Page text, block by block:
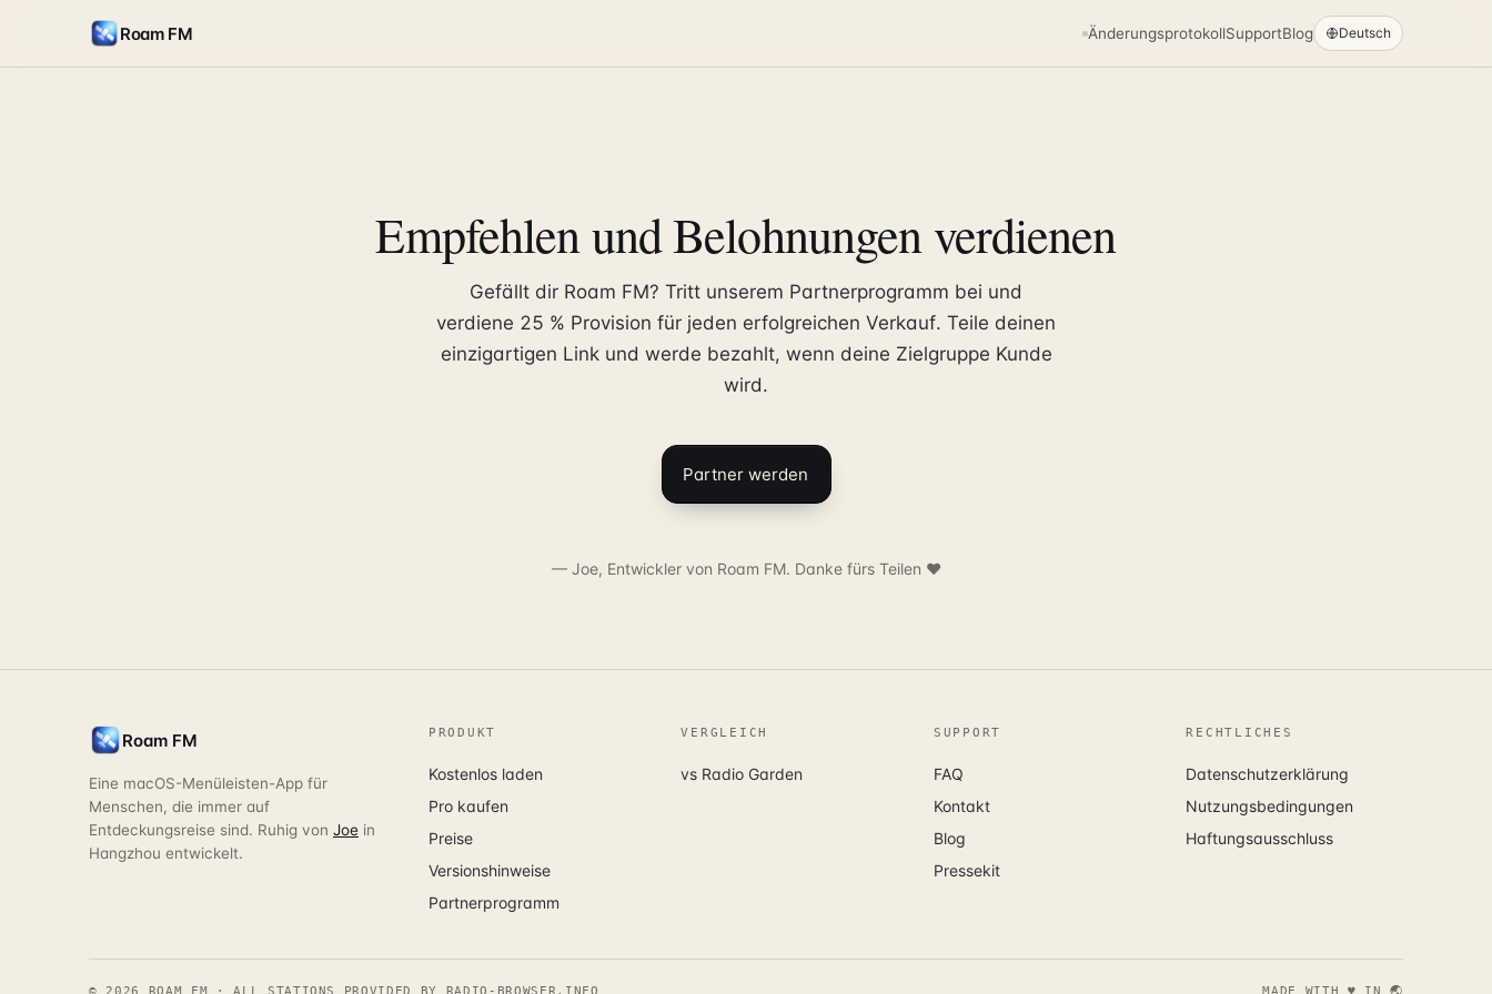
Roam FM ÄnderungsprotokollSupportBlog Deutsch
Empfehlen und Belohnungen verdienen
Gefällt dir Roam FM? Tritt unserem Partnerprogramm bei und
verdiene 25 % Provision für jeden erfolgreichen Verkauf. Teile deinen
einzigartigen Link und werde bezahlt, wenn deine Zielgruppe Kunde
wird.
Partner werden
— Joe, Entwickler von Roam FM. Danke fürs Teilen ❤️
Roam FM
Eine macOS-Menüleisten-App für
Menschen, die immer auf
Entdeckungsreise sind. Ruhig von Joe in
Hangzhou entwickelt.
PRODUKT
Kostenlos laden
Pro kaufen
Preise
Versionshinweise
Partnerprogramm
VERGLEICH
vs Radio Garden
SUPPORT
FAQ
Kontakt
Blog
Pressekit
RECHTLICHES
Datenschutzerklärung
Nutzungsbedingungen
Haftungsausschluss